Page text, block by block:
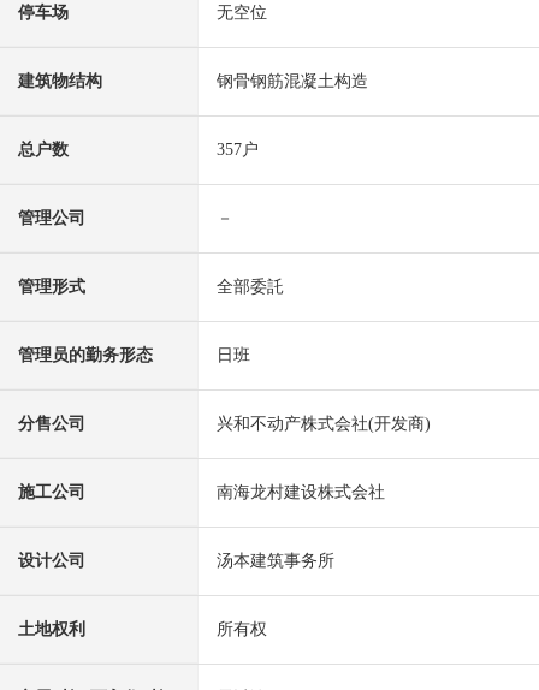
停车场 无空位
建筑物结构 钢骨钢筋混凝土构造
总户数 357户
管理公司 －
管理形式 全部委託
管理员的勤务形态 日班
分售公司 兴和不动产株式会社(开发商)
施工公司 南海龙村建设株式会社
设计公司 汤本建筑事务所
土地权利 所有权